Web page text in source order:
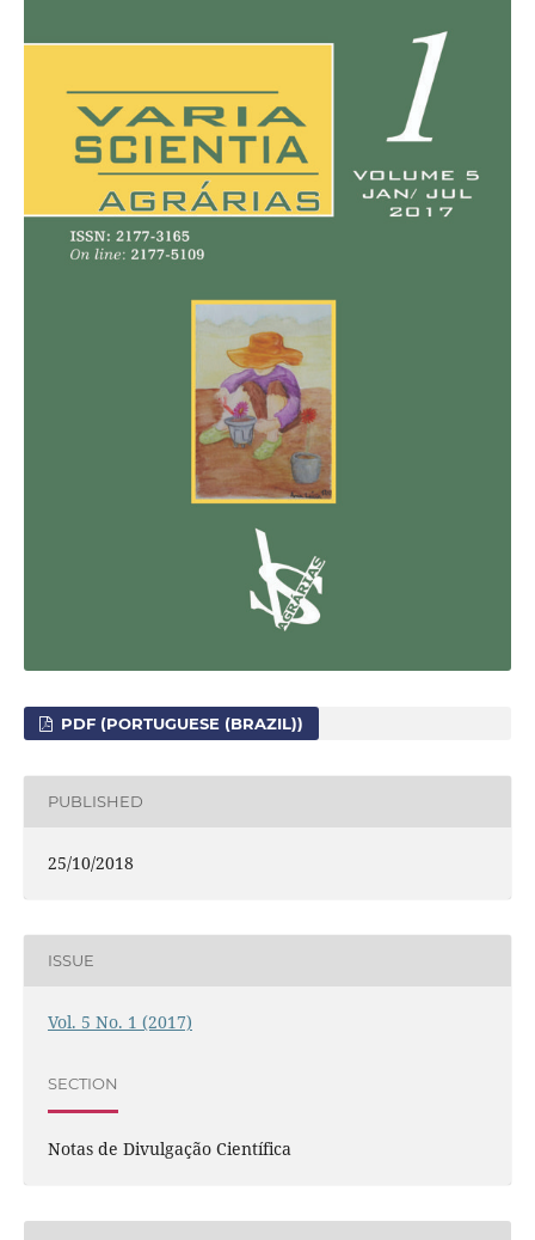
PDF (PORTUGUESE (BRAZIL))
PUBLISHED
25/10/2018
ISSUE
Vol. 5 No. 1 (2017)
SECTION
Notas de Divulgação Científica